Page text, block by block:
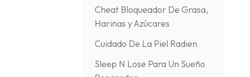
Cheat Bloqueador De Grasa,
Harinas y Azúcares
Cuidado De La Piel Radien
Sleep N Lose Para Un Sueño